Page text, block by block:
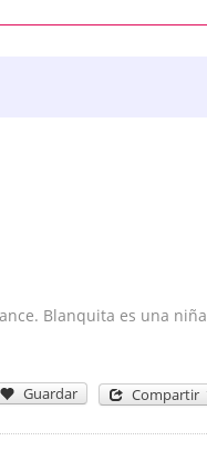
Blanquita es una niña
Guardar Compartir